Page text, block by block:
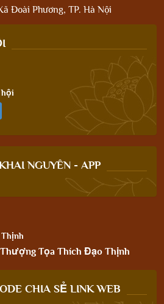
Đoài Phương, TP. Hà Nội
hội
NGUYÊN - APP
Tọa Thích Đạo Thịnh
CHIA SẺ LINK WEB